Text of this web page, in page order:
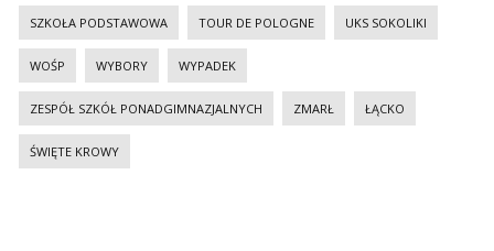
SZKOŁA PODSTAWOWA TOUR DE POLOGNE UKS SOKOLIKI
WOŚP WYBORY WYPADEK
ZESPÓŁ SZKÓŁ PONADGIMNAZJALNYCH ZMARŁ ŁĄCKO
ŚWIĘTE KROWY